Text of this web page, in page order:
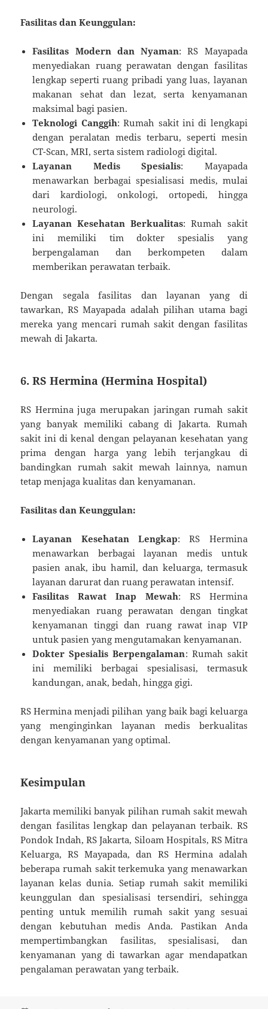
Fasilitas dan Keunggulan:
Fasilitas Modern dan Nyaman: RS Mayapada
menyediakan ruang perawatan dengan fasilitas
lengkap seperti ruang pribadi yang luas, layanan
makanan sehat dan lezat, serta kenyamanan
maksimal bagi pasien.
Teknologi Canggih: Rumah sakit ini di lengkapi
dengan peralatan medis terbaru, seperti mesin
CT-Scan, MRI, serta sistem radiologi digital.
Layanan Medis Spesialis: Mayapada
menawarkan berbagai spesialisasi medis, mulai
dari kardiologi, onkologi, ortopedi, hingga
neurologi.
Layanan Kesehatan Berkualitas: Rumah sakit
ini memiliki tim dokter spesialis yang
berpengalaman dan berkompeten dalam
memberikan perawatan terbaik.
Dengan segala fasilitas dan layanan yang di
tawarkan, RS Mayapada adalah pilihan utama bagi
mereka yang mencari rumah sakit dengan fasilitas
mewah di Jakarta.
6.RS Hermina (Hermina Hospital)
RS Hermina juga merupakan jaringan rumah sakit
yang banyak memiliki cabang di Jakarta. Rumah
sakit ini di kenal dengan pelayanan kesehatan yang
prima dengan harga yang lebih terjangkau di
bandingkan rumah sakit mewah lainnya, namun
tetap menjaga kualitas dan kenyamanan.
Fasilitas dan Keunggulan:
Layanan Kesehatan Lengkap: RS Hermina
menawarkan berbagai layanan medis untuk
pasien anak, ibu hamil, dan keluarga, termasuk
layanan darurat dan ruang perawatan intensif.
Fasilitas Rawat Inap Mewah: RS Hermina
menyediakan ruang perawatan dengan tingkat
kenyamanan tinggi dan ruang rawat inap VIP
untuk pasien yang mengutamakan kenyamanan.
Dokter Spesialis Berpengalaman: Rumah sakit
ini memiliki berbagai spesialisasi, termasuk
kandungan, anak, bedah, hingga gigi.
RS Hermina menjadi pilihan yang baik bagi keluarga
yang menginginkan layanan medis berkualitas
dengan kenyamanan yang optimal.
Kesimpulan
Jakarta memiliki banyak pilihan rumah sakit mewah
dengan fasilitas lengkap dan pelayanan terbaik. RS
Pondok Indah, RS Jakarta, Siloam Hospitals, RS Mitra
Keluarga, RS Mayapada, dan RS Hermina adalah
beberapa rumah sakit terkemuka yang menawarkan
layanan kelas dunia. Setiap rumah sakit memiliki
keunggulan dan spesialisasi tersendiri, sehingga
penting untuk memilih rumah sakit yang sesuai
dengan kebutuhan medis Anda. Pastikan Anda
mempertimbangkan fasilitas, spesialisasi, dan
kenyamanan yang di tawarkan agar mendapatkan
pengalaman perawatan yang terbaik.